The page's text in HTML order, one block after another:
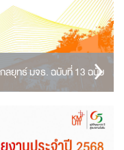
ลยุทธ์ มจธ. ฉบับที่ 13 ฉบับ
ด พ.ศ. 2566 – 2570